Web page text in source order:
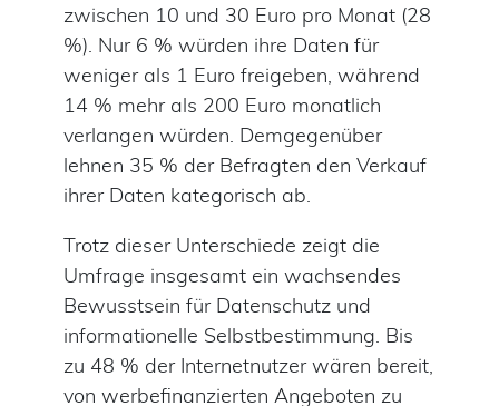
zwischen 10 und 30 Euro pro Monat (28
%). Nur 6 % würden ihre Daten für
weniger als 1 Euro freigeben, während
14 % mehr als 200 Euro monatlich
verlangen würden. Demgegenüber
lehnen 35 % der Befragten den Verkauf
ihrer Daten kategorisch ab.
Trotz dieser Unterschiede zeigt die
Umfrage insgesamt ein wachsendes
Bewusstsein für Datenschutz und
informationelle Selbstbestimmung. Bis
zu 48 % der Internetnutzer wären bereit,
von werbefinanzierten Angeboten zu